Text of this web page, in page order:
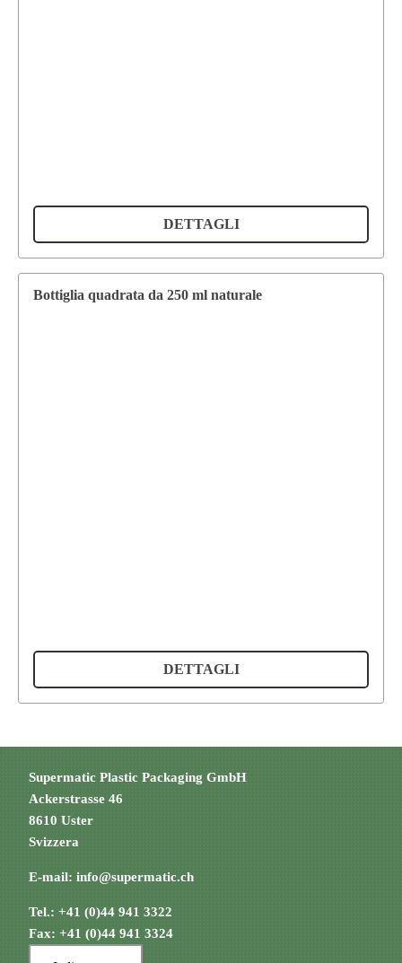
DETTAGLI
Bottiglia quadrata da 250 ml naturale
DETTAGLI
Supermatic Plastic Packaging GmbH
Ackerstrasse 46
8610 Uster
Svizzera
E-mail: info@supermatic.ch
Tel.: +41 (0)44 941 3322
Fax: +41 (0)44 941 3324